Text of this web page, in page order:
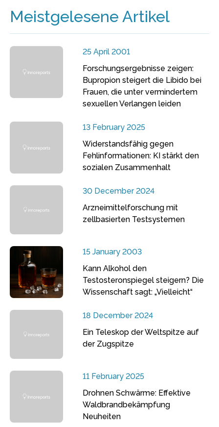
Meistgelesene Artikel
25 April 2001
Forschungsergebnisse zeigen:
Bupropion steigert die Libido bei
Frauen, die unter vermindertem
sexuellen Verlangen leiden
13 February 2025
Widerstandsfähig gegen
Fehlinformationen: KI stärkt den
sozialen Zusammenhalt
30 December 2024
Arzneimittelforschung mit
zellbasierten Testsystemen
15 January 2003
Kann Alkohol den
Testosteronspiegel steigern? Die
Wissenschaft sagt: „Vielleicht“
18 December 2024
Ein Teleskop der Weltspitze auf
der Zugspitze
11 February 2025
Drohnen Schwärme: Effektive
Waldbrandbekämpfung
Neuheiten